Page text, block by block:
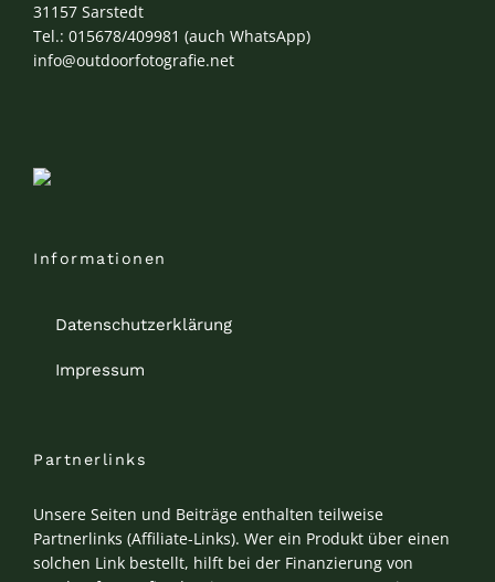
31157 Sarstedt
Tel.: 015678/409981 (auch WhatsApp)
info@outdoorfotografie.net
Informationen
Datenschutzerklärung
Impressum
Partnerlinks
Unsere Seiten und Beiträge enthalten teilweise
Partnerlinks (Affiliate-Links). Wer ein Produkt über einen
solchen Link bestellt, hilft bei der Finanzierung von